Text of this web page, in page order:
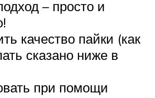
– просто и
качество пайки (как
сказано ниже в
при помощи